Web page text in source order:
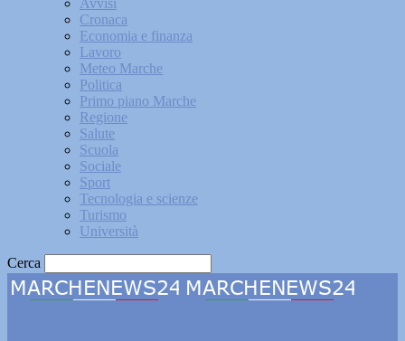
Avvisi
Cronaca
Economia e finanza
Lavoro
Meteo Marche
Politica
Primo piano Marche
Regione
Salute
Scuola
Sociale
Sport
Tecnologia e scienze
Turismo
Università
Cerca